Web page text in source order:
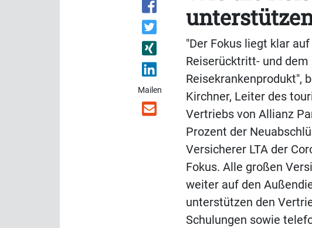
Mailen
"Der Fokus liegt klar
Reiserücktritt- und dem
Reisekrankenprodukt",
Kirchner, Leiter des
Vertriebs von Allianz
Prozent der
Versicherer LTA der
Fokus. Alle großen
weiter auf den
unterstützen den
Schulungen sowie